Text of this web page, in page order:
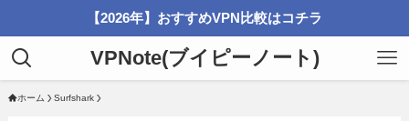
【2026年】おすすめVPN比較はコチラ
VPNote(ブイピーノート)
ホーム Surfshark